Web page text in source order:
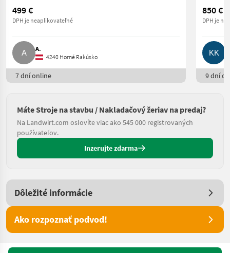
499 €
DPH je neaplikovateľné
A.
4240 Horné Rakúsko
7 dní online
850 €
DPH je
9 dní
Máte Stroje na stavbu / Nakladačový žeriav na predaj?
Na Landwirt.com oslovíte viac ako 545 000 registrovaných
používateľov.
Inzerujte zdarma
Dôležité informácie
Ako rozpoznať podvod!